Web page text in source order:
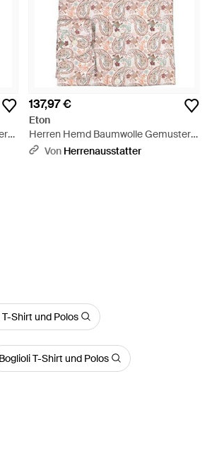
137,97 €
Eton
Herren Hemd Baumwolle Gemustert
Slim Fit - Pink
Von Herrenausstatter
Shirt und Polos
Boglioli T-Shirt und Polos